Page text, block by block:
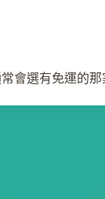
會選有免運的